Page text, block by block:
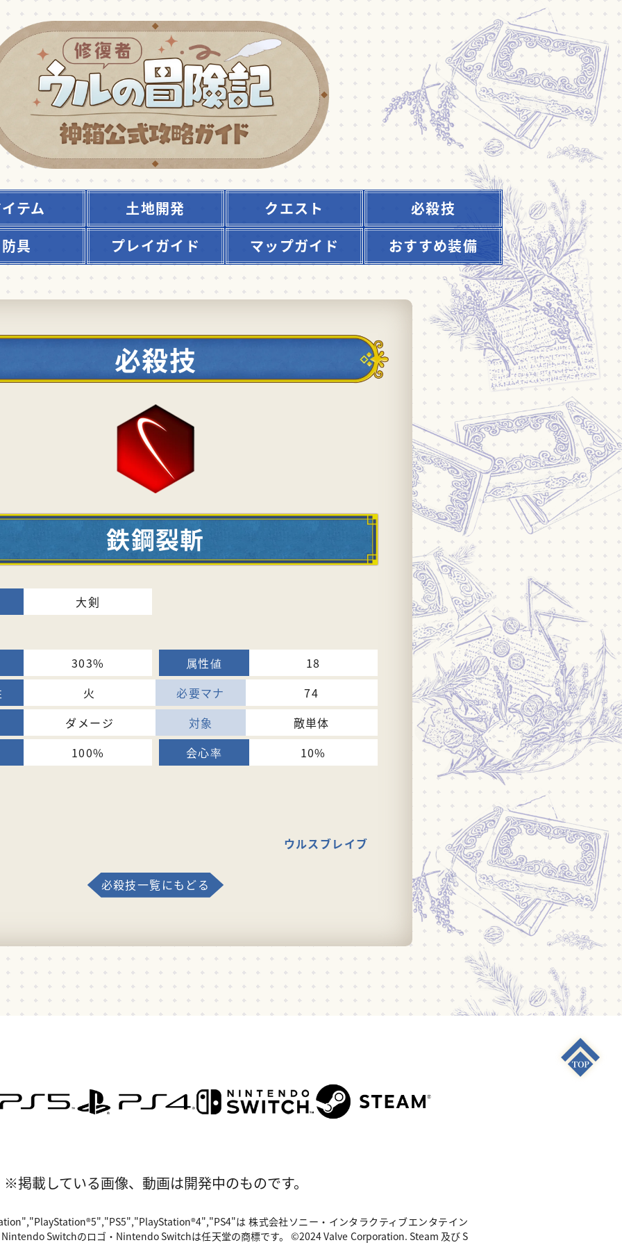
テム 土地開発 クエスト
必殺技
防具
プレイガイド マップガイド おすすめ装備
必殺技
鉄鋼裂斬
大剣
303%
18
火
74
ダメージ
敵単体
100%
10%
ウルスブレイブ
必殺技一覧にもどる
※掲載している画像、動画は開発中のものです。
は 株式会社ソニー・インタラクティブエンタテイン
Switchのロゴ・Nintendo Switchは任天堂の商標です。 ©2024 Valve Corporation. Steam 及び S